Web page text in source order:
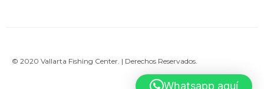
© 2020 Vallarta Fishing Center. | Derechos Reservados.
Whatsapp aquí